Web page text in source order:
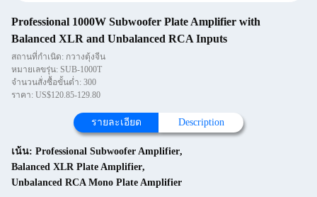
Professional 1000W Subwoofer Plate Amplifier with
Balanced XLR and Unbalanced RCA Inputs
สถานที่กำเนิด: กวางตุ้งจีน
หมายเลขรุ่น: SUB-1000T
จำนวนสั่งซื้อขั้นต่ำ: 300
ราคา: US$120.85-129.80
รายละเอียด Description
เน้น: Professional Subwoofer Amplifier,
Balanced XLR Plate Amplifier,
Unbalanced RCA Mono Plate Amplifier